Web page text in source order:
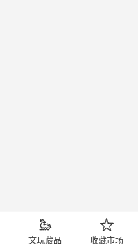

文玩藏品

收藏市场